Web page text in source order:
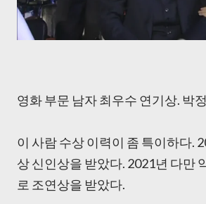
영화 부문 남자 최우수 연기상. 박
이 사람 수상 이력이 좀 특이하다.
상 신인상을 받았다. 2021년 다만
로 조연상을 받았다.